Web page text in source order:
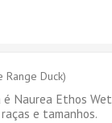
Range Duck)
Naurea Ethos
e tamanhos.